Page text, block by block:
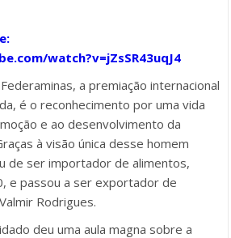
watch?v=jZsSR43uqJ4
a premiação internacional
é o reconhecimento por uma vida
e ao desenvolvimento da
à visão única desse homem
de ser importador de alimentos,
e passou a ser exportador de
Rodrigues.
deu uma aula magna sobre a